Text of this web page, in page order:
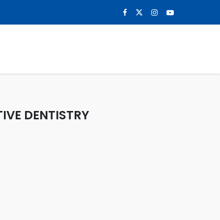
DENTISTRY